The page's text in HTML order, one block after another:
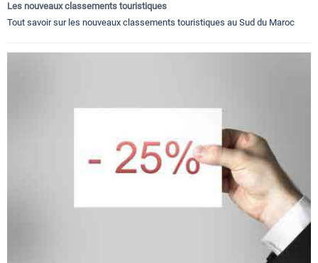
Les nouveaux classements touristiques
Tout savoir sur les nouveaux classements touristiques au Sud du Maroc